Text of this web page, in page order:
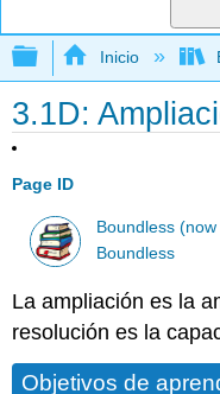
Expandir/
Inicio
3.1D:
Page ID
Boundless
Boundless
La ampliación es la
resolución es la
Objetivos de